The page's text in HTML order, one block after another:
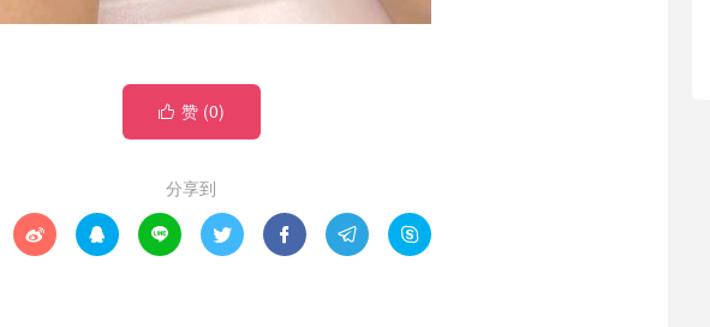
 赞 (0)
分享到
      